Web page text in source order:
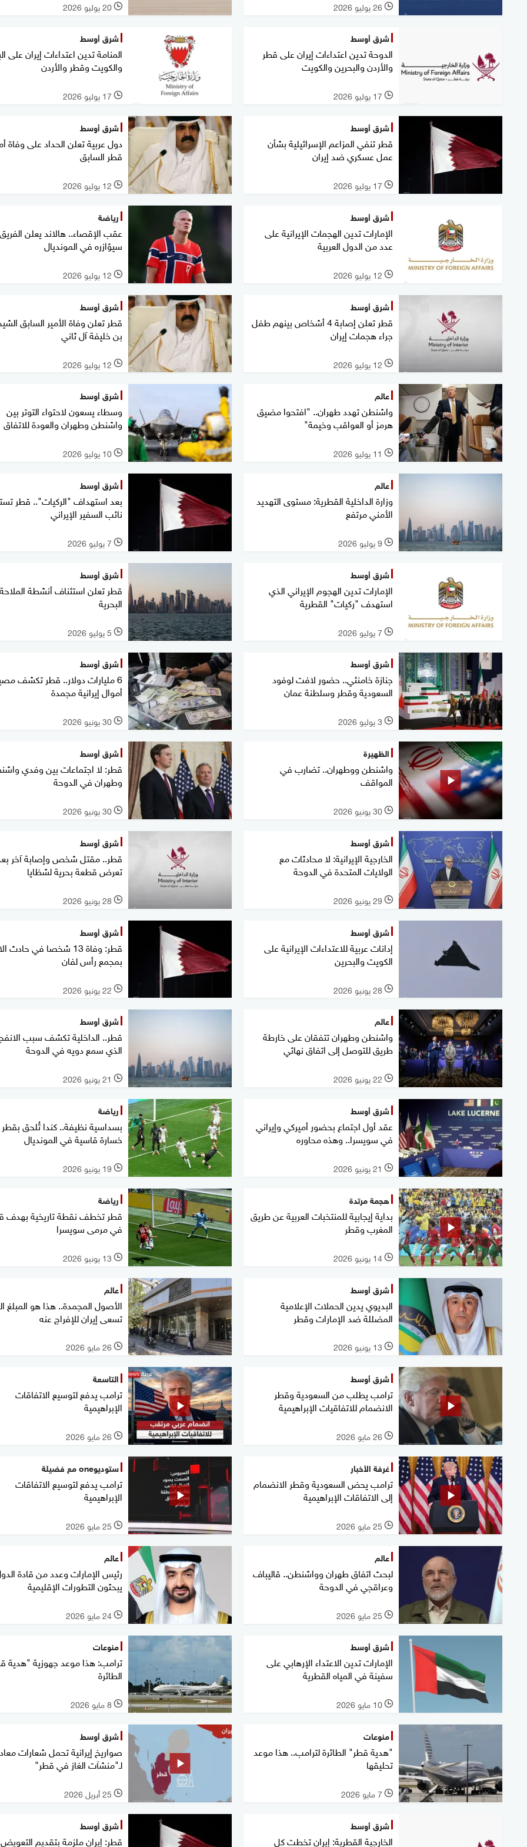
l 26 يوليو 2026 l 20 يوليو 2026
شرق أوسط
الدوحة تدين اعتداءات إيران على قطر
والأردن والبحرين والكويت
l 17 يوليو 2026
شرق أوسط
المنامة تدين اعتداءات إيران على
والكويت وقطر والأردن
l 17 يوليو 2026
شرق أوسط
قطر تنفي المزاعم الإسرائيلية بشأن
عمل عسكري ضد إيران
l 17 يوليو 2026
شرق أوسط
دول عربية تعلن الحداد على وفاة
قطر السابق
l 12 يوليو 2026
شرق أوسط
الإمارات تدين الهجمات الإيرانية على
عدد من الدول العربية
l 12 يوليو 2026
رياضة
عقب الإقصاء.. هالاند يعلن
سيؤازره في المونديال
l 12 يوليو 2026
شرق أوسط
قطر تعلن إصابة 4 أشخاص بينهم طفل
جراء هجمات إيران
l 12 يوليو 2026
شرق أوسط
قطر تعلن وفاة الأمير السابق
بن خليفة آل ثاني
l 12 يوليو 2026
عالم
واشنطن تهدد طهران.. "افتحوا مضيق
هرمز أو العواقب وخيمة"
l 11 يوليو 2026
شرق أوسط
وسطاء يسعون لاحتواء التوتر بين
واشنطن وطهران والعودة للاتفاق
l 10 يوليو 2026
عالم
وزارة الداخلية القطرية: مستوى التهديد
الأمني مرتفع
l 9 يوليو 2026
شرق أوسط
بعد استهداف "الركيات".. قطر
نائب السفير الإيراني
l 7 يوليو 2026
شرق أوسط
الإمارات تدين الهجوم الإيراني الذي
استهدف "ركيات" القطرية
l 7 يوليو 2026
شرق أوسط
قطر تعلن استئناف أنشطة الملاحة
البحرية
l 5 يوليو 2026
شرق أوسط
جنازة خامنئي.. حضور لافت لوفود
السعودية وقطر وسلطنة عمان
l 3 يوليو 2026
شرق أوسط
6 مليارات دولار.. قطر تكشف
أموال إيرانية مجمدة
l 30 يونيو 2026
الظهيرة
واشنطن ووطهران.. تضارب في
المواقف
l 30 يونيو 2026
شرق أوسط
قطر: لا اجتماعات بين وفدي
وطهران في الدوحة
l 30 يونيو 2026
شرق أوسط
الخارجية الإيرانية: لا محادثات مع
الولايات المتحدة في الدوحة
l 29 يونيو 2026
شرق أوسط
قطر.. مقتل شخص وإصابة آخر
تعرض قطعة بحرية لشظايا
l 28 يونيو 2026
شرق أوسط
إدانات عربية للاعتداءات الإيرانية على
الكويت والبحرين
l 28 يونيو 2026
شرق أوسط
قطر: وفاة 13 شخصا في حادث
بمجمع رأس لفان
l 22 يونيو 2026
عالم
واشنطن وطهران تتفقان على خارطة
طريق للتوصل إلى اتفاق نهائي
l 22 يونيو 2026
شرق أوسط
قطر.. الداخلية تكشف سبب
الذي سمع دويه في الدوحة
l 21 يونيو 2026
شرق أوسط
عقد أول اجتماع بحضور أميركي وإيراني
في سويسرا.. وهذه محاوره
l 21 يونيو 2026
رياضة
بسداسية نظيفة.. كندا تُلحق بقطر
خسارة قاسية في المونديال
l 19 يونيو 2026
هجمة مرتدة
بداية إيجابية للمنتخبات العربية عن طريق
المغرب وقطر
l 14 يونيو 2026
رياضة
قطر تخطف نقطة تاريخية بهدف
في مرمى سويسرا
l 13 يونيو 2026
شرق أوسط
البديوي يدين الحملات الإعلامية
المضللة ضد الإمارات وقطر
l 13 يونيو 2026
عالم
الأصول المجمدة.. هذا هو المبلغ
تسعى إيران للإفراج عنه
l 26 مايو 2026
شرق أوسط
ترامب يطلب من السعودية وقطر
الانضمام للاتفاقيات الإبراهيمية
l 26 مايو 2026
التاسعة
ترامب يدفع لتوسيع الاتفاقات
الإبراهيمية
l 26 مايو 2026
غرفة الأخبار
ترامب يحض السعودية وقطر الانضمام
إلى الاتفاقات الإبراهيمية
l 25 مايو 2026
ستوديوone مع فضيلة
ترامب يدفع لتوسيع الاتفاقات
الإبراهيمية
l 25 مايو 2026
عالم
لبحث اتفاق طهران وواشنطن.. قاليباف
وعراقجي في الدوحة
l 25 مايو 2026
عالم
رئيس الإمارات وعدد من قادة
يبحثون التطورات الإقليمية
l 24 مايو 2026
شرق أوسط
الإمارات تدين الاعتداء الإرهابي على
سفينة في المياه القطرية
l 10 مايو 2026
منوعات
ترامب: هذا موعد جهوزية "هدية
الطائرة
l 8 مايو 2026
منوعات
"هدية قطر" الطائرة لترامب.. هذا موعد
تحليقها
l 7 مايو 2026
شرق أوسط
صواريخ إيرانية تحمل شعارات
لـ"منشآت الغاز في قطر"
l 25 أبريل 2026
شرق أوسط
الخارجية القطرية: إيران تخطت كل
شرق أوسط
قطر: إيران ملزمة بتقديم